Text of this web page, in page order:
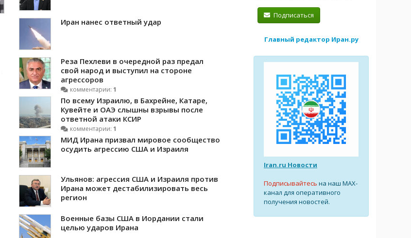
Иран нанес ответный удар
Реза Пехлеви в очередной раз предал
свой народ и выступил на стороне
агрессоров
комментарии: 1
По всему Израилю, в Бахрейне, Катаре,
Кувейте и ОАЭ слышны взрывы после
ответной атаки КСИР
комментарии: 1
МИД Ирана призвал мировое сообщество
осудить агрессию США и Израиля
Ульянов: агрессия США и Израиля против
Ирана может дестабилизировать весь
регион
Военные базы США в Иордании стали
целью ударов Ирана
Подписаться
Главный редактор Иран.ру
Iran.ru Новости
Подписывайтесь на наш MAX-
канал для оперативного
получения новостей.